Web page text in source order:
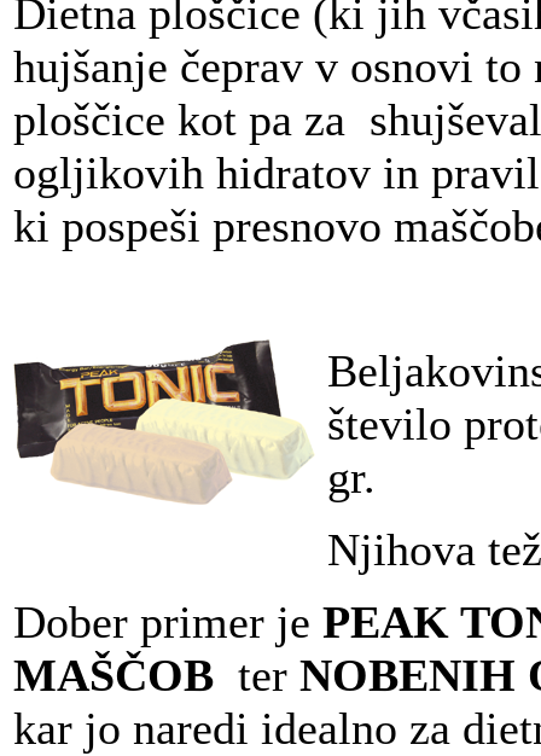
Dietna ploščice (ki jih
hujšanje čeprav v osnovi
ploščice kot pa za
ogljikovih hidratov in
ki pospeši presnovo
število
gr.
Njihova
Dober primer je PEAK
MAŠČOB ter NOBENIH
kar jo naredi idealno za